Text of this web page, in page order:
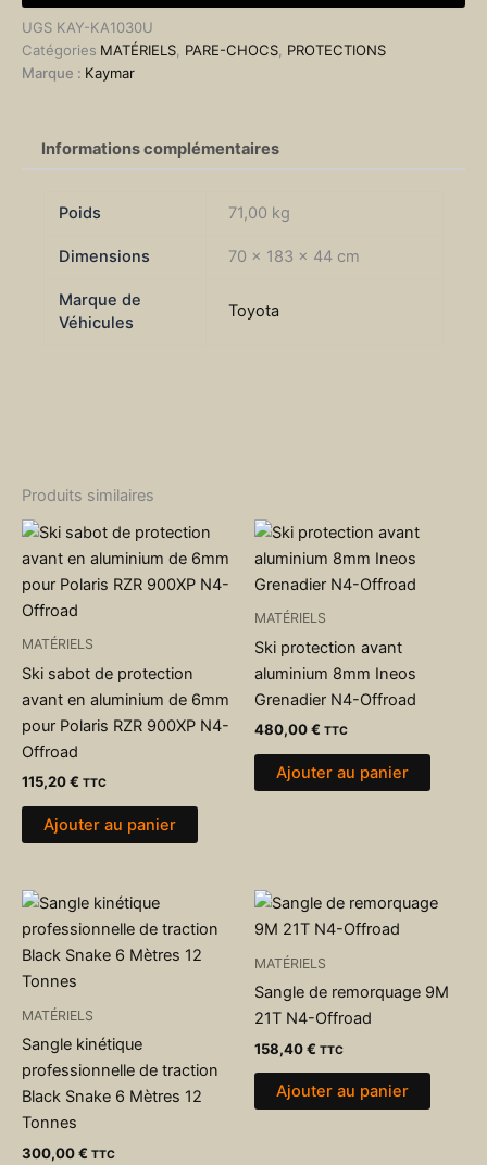
UGS KAY-KA1030U
Catégories MATÉRIELS PARE-CHOCS PROTECTIONS
Marque : Kaymar
Informations complémentaires
Poids 71,00 kg
Dimensions 70 × 183 × 44 cm
Marque de
Véhicules
Toyota
Produits similaires
MATÉRIELS
Ski sabot de protection
avant en aluminium de 6mm
pour Polaris RZR 900XP N4-
Offroad
115,20€ TTC
Ajouter au panier
MATÉRIELS
Ski protection avant
aluminium 8mm Ineos
Grenadier N4-Offroad
480,00€ TTC
Ajouter au panier
MATÉRIELS
Sangle kinétique
professionnelle de traction
Black Snake 6 Mètres 12
Tonnes
300,00€ TTC
MATÉRIELS
Sangle de remorquage 9M
21T N4-Offroad
158,40€ TTC
Ajouter au panier